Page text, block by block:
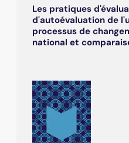
Les pratiques
d'autoévaluation de
processus de
national et